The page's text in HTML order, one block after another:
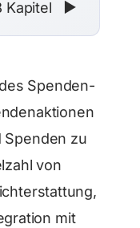
Kapitel ▼
Spenden-
Spenden zu
von
mit